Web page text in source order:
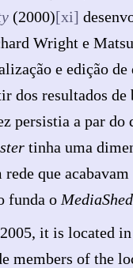
(2000)[xi]
Wright e
e edição
dos resultados
persistia a par
tinha uma
que
funda o MediaShed
it is located
members of the